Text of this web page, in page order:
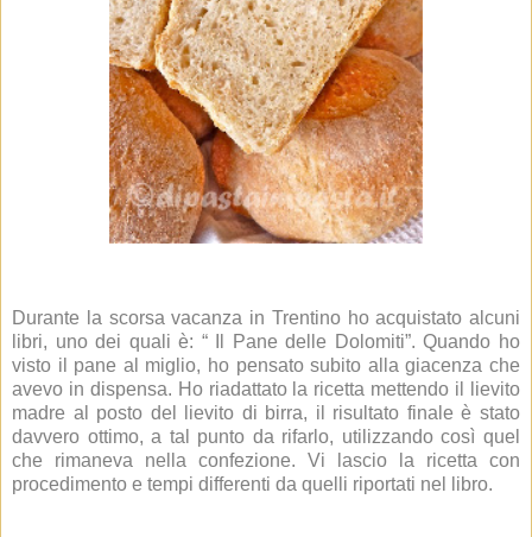
Durante la scorsa vacanza in Trentino ho acquistato alcuni
libri, uno dei quali è: “ Il Pane delle Dolomiti”. Quando ho
visto il pane al miglio, ho pensato subito alla giacenza che
avevo in dispensa. Ho riadattato la ricetta mettendo il lievito
madre al posto del lievito di birra, il risultato finale è stato
davvero ottimo, a tal punto da rifarlo, utilizzando così quel
che rimaneva nella confezione. Vi lascio la ricetta con
procedimento e tempi differenti da quelli riportati nel libro.